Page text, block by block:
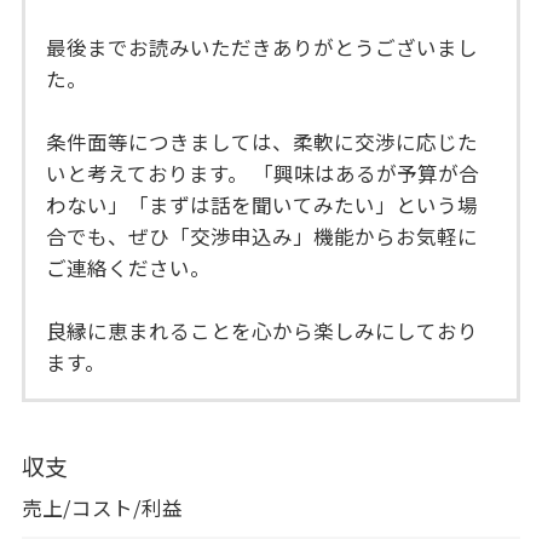
最後までお読みいただきありがとうございまし
た。
条件面等につきましては、柔軟に交渉に応じた
いと考えております。 「興味はあるが予算が合
わない」「まずは話を聞いてみたい」という場
合でも、ぜひ「交渉申込み」機能からお気軽に
ご連絡ください。
良縁に恵まれることを心から楽しみにしており
ます。
収支
売上/コスト/利益